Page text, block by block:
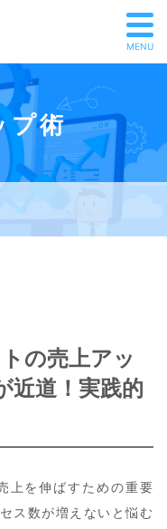
MENU
プ術
の売上アッ
近道！実践的
上を伸ばすための重要
ス数が増えないと悩む